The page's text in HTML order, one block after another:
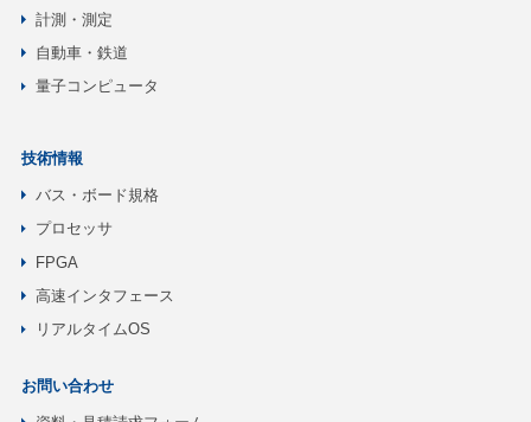
計測・測定
自動車・鉄道
量子コンピュータ
技術情報
バス・ボード規格
プロセッサ
FPGA
高速インタフェース
リアルタイムOS
お問い合わせ